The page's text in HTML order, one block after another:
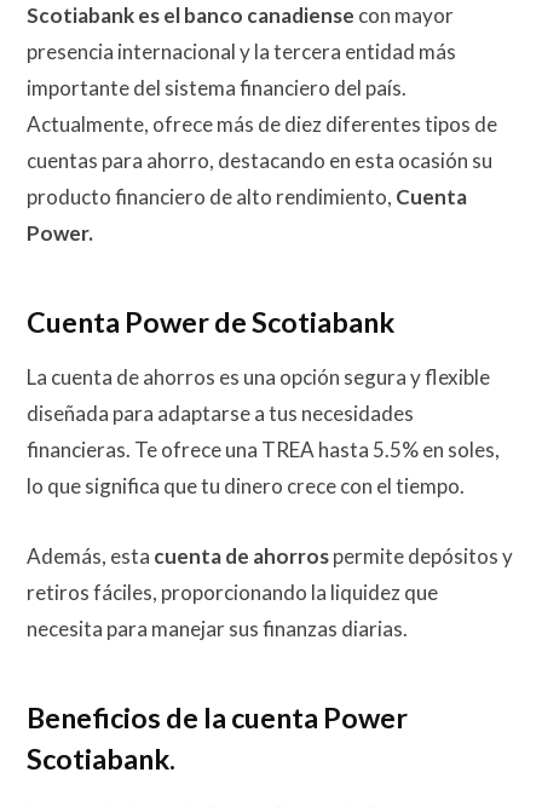
Scotiabank es el banco canadiense con mayor
presencia internacional y la tercera entidad más
importante del sistema financiero del país.
Actualmente, ofrece más de diez diferentes tipos de
cuentas para ahorro, destacando en esta ocasión su
producto financiero de alto rendimiento, Cuenta
Power.
Cuenta Power de Scotiabank
La cuenta de ahorros es una opción segura y flexible
diseñada para adaptarse a tus necesidades
financieras. Te ofrece una TREA hasta 5.5% en soles,
lo que significa que tu dinero crece con el tiempo.
Además, esta cuenta de ahorrospermite depósitos y
retiros fáciles, proporcionando la liquidez que
necesita para manejar sus finanzas diarias.
Beneficios de la cuenta Power
Scotiabank.